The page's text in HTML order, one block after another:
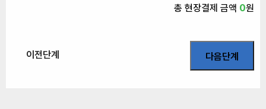
총 현장결제 금액 0원
이전단계 다음단계